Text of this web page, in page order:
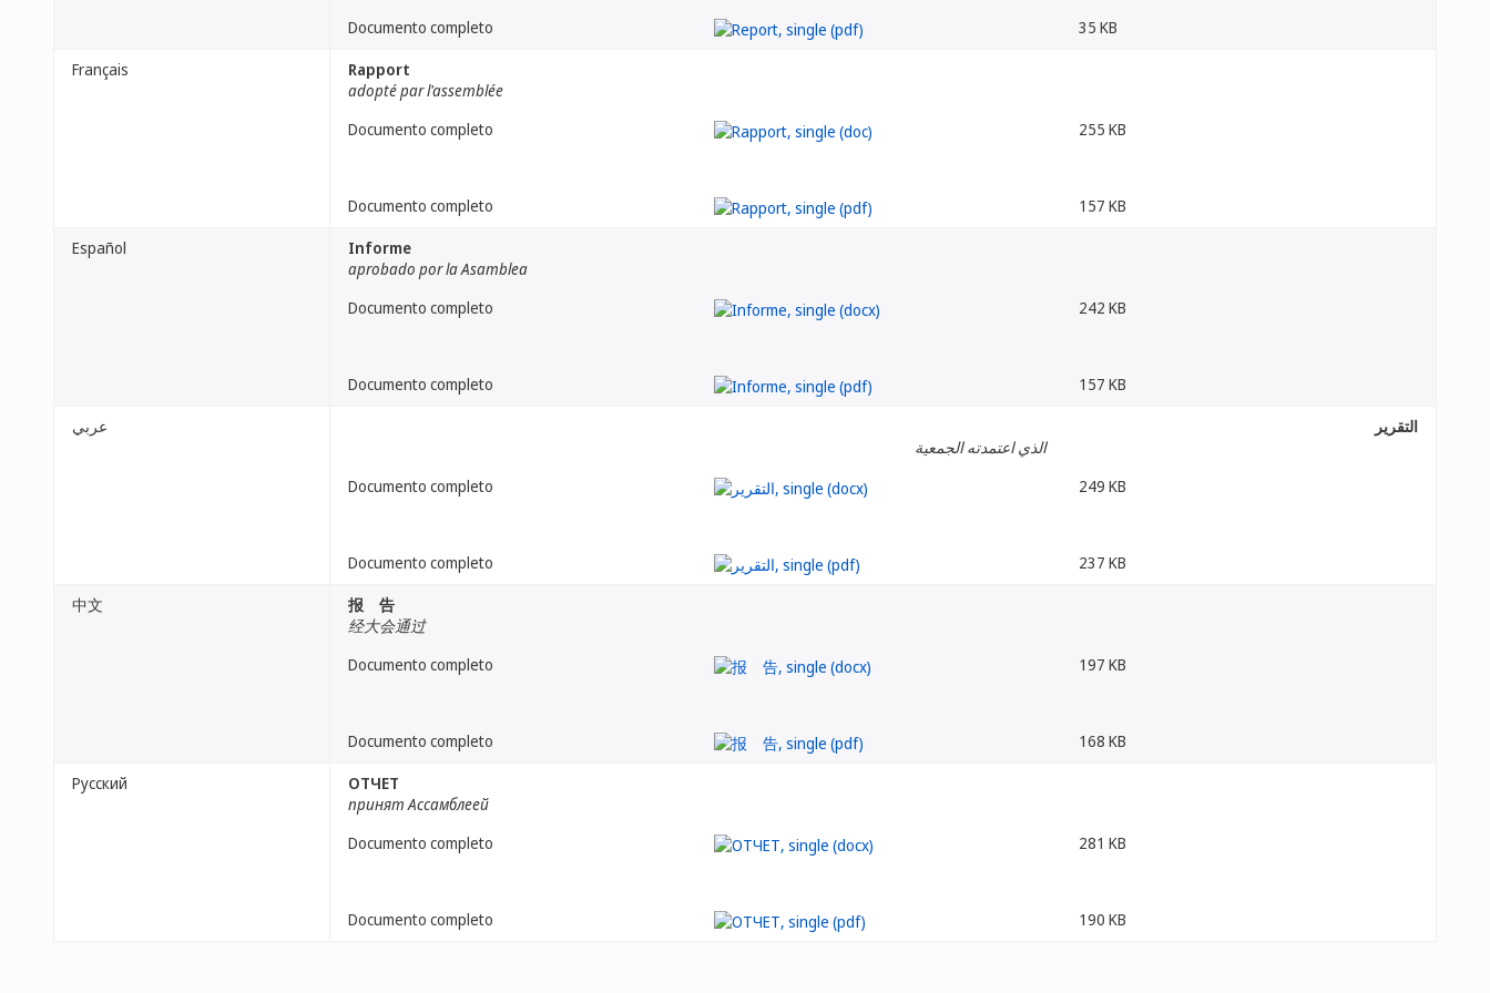
Documento completo 35 KB
Français
Rapport
adopté par l'assemblée
Documento completo
255 KB
Documento completo 157 KB
Español
Informe
aprobado por la Asamblea
Documento completo
242 KB
Documento completo 157 KB
عربي
التقرير
الذي اعتمدته الجمعية
Documento completo
249 KB
Documento completo 237 KB
中文
报 告
经大会通过
Documento completo
197 KB
Documento completo 168 KB
Русский
ОТЧЕТ
принят Ассамблеей
Documento completo
281 KB
Documento completo 190 KB